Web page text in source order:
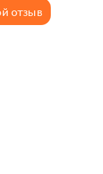
отзыв